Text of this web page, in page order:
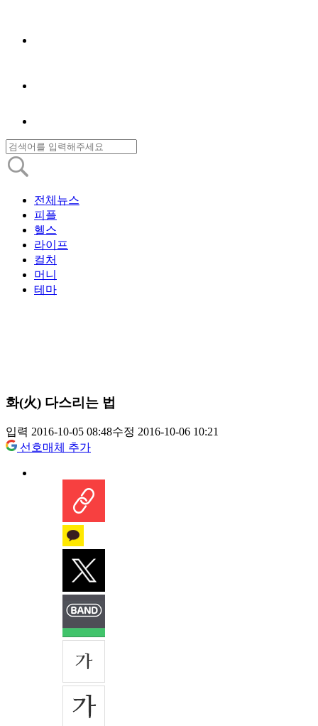
전체뉴스
피플
헬스
라이프
컬처
머니
테마
화(火) 다스리는 법
입력 2016-10-05 08:48수정 2016-10-06 10:21
선호매체 추가